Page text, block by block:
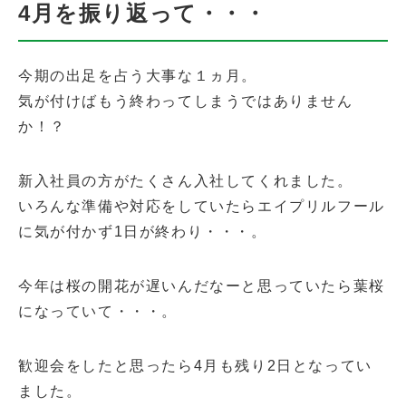
4月を振り返って・・・
今期の出足を占う大事な１ヵ月。
気が付けばもう終わってしまうではありません
か！？
新入社員の方がたくさん入社してくれました。
いろんな準備や対応をしていたらエイプリルフール
に気が付かず1日が終わり・・・。
今年は桜の開花が遅いんだなーと思っていたら葉桜
になっていて・・・。
歓迎会をしたと思ったら4月も残り2日となってい
ました。